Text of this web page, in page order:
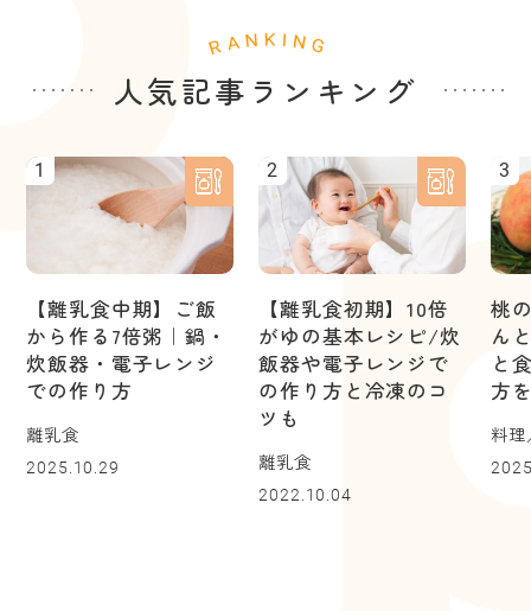
人気記事ランキング
1
【離乳食中期】ご飯
から作る7倍粥｜鍋・
炊飯器・電子レンジ
での作り方
離乳食
2025.10.29
2
【離乳食初期】10倍
がゆの基本レシピ/炊
飯器や電子レンジで
の作り方と冷凍のコ
ツも
離乳食
2022.10.04
3
桃
ん
と
方
料